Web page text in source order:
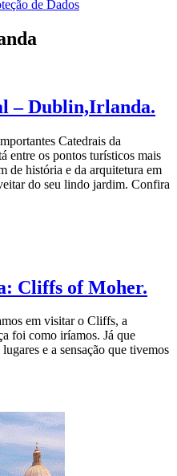
de Dados
– Dublin,Irlanda.
Catedrais da
entre os pontos turísticos mais
de história e da arquitetura em
do seu lindo jardim. Confira
Cliffs of Moher.
em visitar o Cliffs, a
foi como iríamos. Já que
e a sensação que tivemos